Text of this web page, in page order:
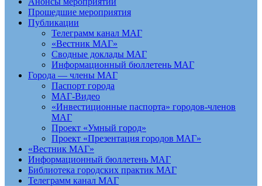
Прошедшие мероприятия
Публикации
Телеграмм канал МАГ
«Вестник МАГ»
Сводные доклады МАГ
Информационный бюллетень МАГ
Города — члены МАГ
Паспорт города
МАГ-Видео
«Инвестиционные паспорта» городов-членов
МАГ
Проект «Умный город»
Проект «Презентация городов МАГ»
«Вестник МАГ»
Информационный бюллетень МАГ
Библиотека городских практик МАГ
Телеграмм канал МАГ